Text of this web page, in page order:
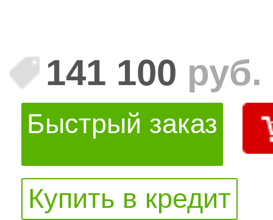
141 100 руб.
Быстрый заказ
Купить в кредит